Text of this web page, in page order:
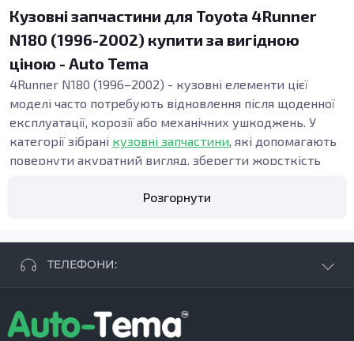
Кузовні запчастини для Toyota 4Runner
N180 (1996-2002) купити за вигідною
ціною - Auto Tema
4Runner N180 (1996–2002) - кузовні елементи цієї
моделі часто потребують відновлення після щоденної
експлуатації, корозії або механічних ушкоджень. У
категорії зібрані кузовні запчастини, які допомагають
повернути акуратний вигляд, зберегти жорсткість
панелей важлива під час ремонту кузова, адже від неї
Види кузовних запчастин
кузова при прогниванні, усунення деформацій після
ударів або ремонт при прихованих осередках іржі.
Розгорнути
ТЕЛЕФОНИ:
+38 096 250 84 38
+38 099 657 61 50